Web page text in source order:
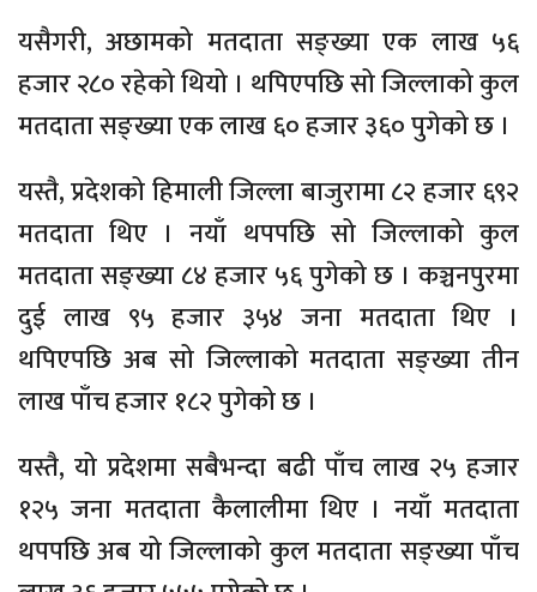
यसैगरी, अछामको मतदाता सङ्ख्या एक लाख ५६
हजार २८० रहेको थियो । थपिएपछि सो जिल्लाको कुल
मतदाता सङ्ख्या एक लाख ६० हजार ३६० पुगेको छ ।
यस्तै, प्रदेशको हिमाली जिल्ला बाजुरामा ८२ हजार ६९२
मतदाता थिए । नयाँ थपपछि सो जिल्लाको कुल
मतदाता सङ्ख्या ८४ हजार ५६ पुगेको छ । कञ्चनपुरमा
दुई लाख ९५ हजार ३५४ जना मतदाता थिए ।
थपिएपछि अब सो जिल्लाको मतदाता सङ्ख्या तीन
लाख पाँच हजार १८२ पुगेको छ ।
यस्तै, यो प्रदेशमा सबैभन्दा बढी पाँच लाख २५ हजार
१२५ जना मतदाता कैलालीमा थिए । नयाँ मतदाता
थपपछि अब यो जिल्लाको कुल मतदाता सङ्ख्या पाँच